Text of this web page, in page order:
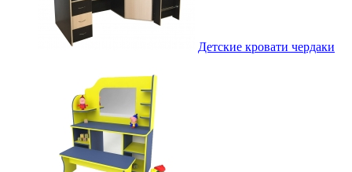
Детские кровати чердаки